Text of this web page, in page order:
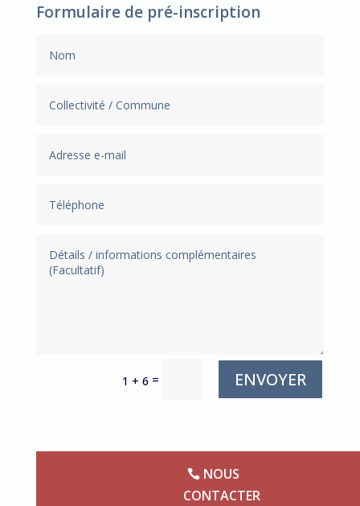
Formulaire de pré-inscription
1 + 6 = ENVOYER
NOUS
CONTACTER